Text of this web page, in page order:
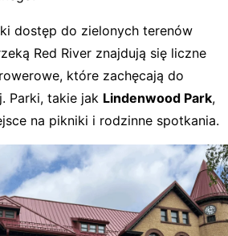
dostęp do zielonych terenów
Red River znajdują się liczne
które zachęcają do
Parki, takie jak Lindenwood Park,
na pikniki i rodzinne spotkania.